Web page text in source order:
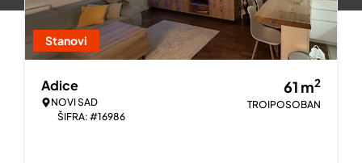
Stanovi
Adice
NOVI SAD
ŠIFRA: #16986
61 m2
TROIPOSOBAN